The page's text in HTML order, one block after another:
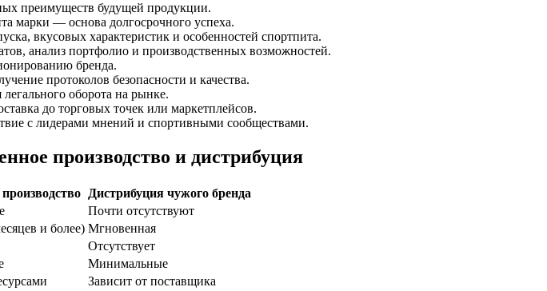
преимуществ будущей продукции.
марки — основа долгосрочного успеха.
вкусовых характеристик и особенностей спортпита.
анализ портфолио и производственных возможностей.
бренда.
протоколов безопасности и качества.
оборота на рынке.
до торговых точек или маркетплейсов.
с лидерами мнений и спортивными сообществами.
производство и дистрибуция
Дистрибуция чужого бренда
Почти отсутствуют
и более) Мгновенная
Отсутствует
Минимальные
Зависит от поставщика